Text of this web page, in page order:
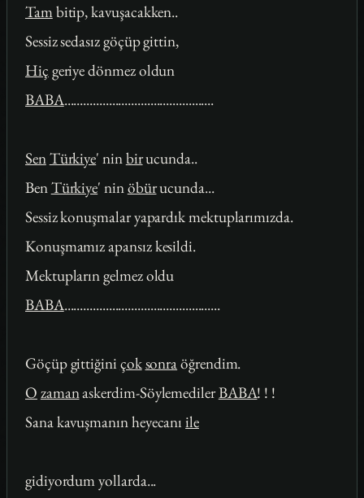
Tambitip, kavuşacakken..
Sessiz sedasız göçüp gittin,
Hiç geriye dönmez oldun
BABA...............................................
SenTürkiye' ninbirucunda..
BenTürkiye' ninöbürucunda...
Sessiz konuşmalar yapardık mektuplarımızda.
Konuşmamız apansız kesildi.
Mektupların gelmez oldu
BABA.................................................
Göçüp gittiğini çoksonraöğrendim.
O zamanaskerdim-SöylemedilerBABA! ! !
Sana kavuşmanın heyecanıile
gidiyordum yollarda...